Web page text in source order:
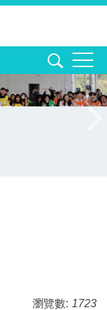
瀏覽數: 1723